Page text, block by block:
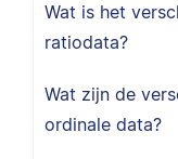
Wat is het
ratiodata?
Wat zijn de
ordinale data?